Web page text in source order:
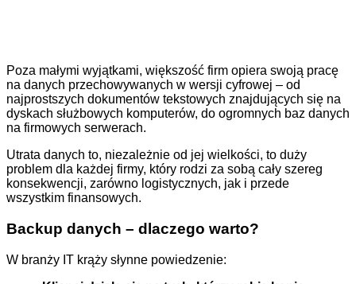
Poza małymi wyjątkami, większość firm opiera swoją pracę
na danych przechowywanych w wersji cyfrowej – od
najprostszych dokumentów tekstowych znajdujących się na
dyskach służbowych komputerów, do ogromnych baz danych
na firmowych serwerach.
Utrata danych to, niezależnie od jej wielkości, to duży
problem dla każdej firmy, który rodzi za sobą cały szereg
konsekwencji, zarówno logistycznych, jak i przede
wszystkim finansowych.
Backup danych – dlaczego warto?
W branży IT krąży słynne powiedzenie: